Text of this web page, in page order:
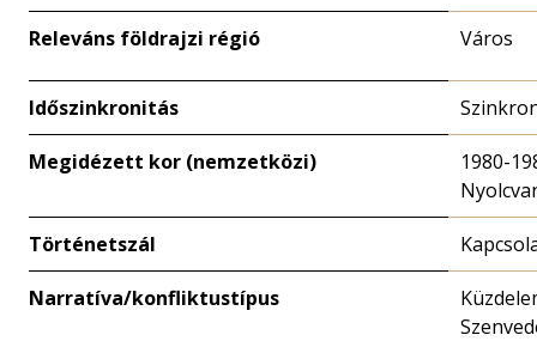
Releváns földrajzi régió Város
Időszinkronitás
Megidézett kor (nemzetközi)
1980-
Történetszál
Narratíva/konfliktustípus